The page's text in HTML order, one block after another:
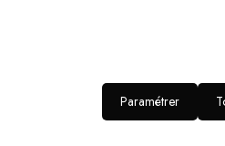
142,20€
Paramétrer